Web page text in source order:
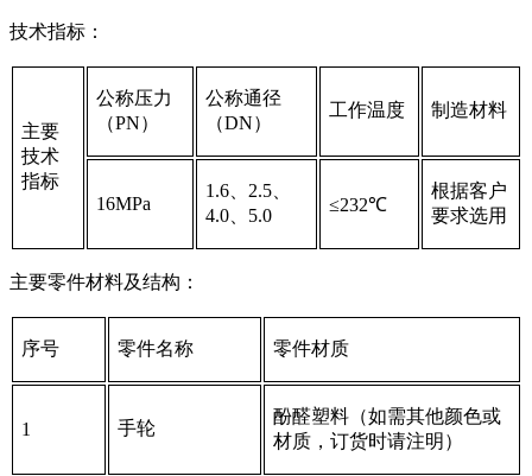
技术指标：
主要
技术
指标
公称压力
（PN）
公称通径
（DN）
工作温度 制造材料
16MPa
1.6、2.5、
4.0、5.0
≤232℃
根据客户
要求选用
主要零件材料及结构：
序号 零件名称 零件材质
1 手轮
酚醛塑料（如需其他颜色或
材质，订货时请注明）